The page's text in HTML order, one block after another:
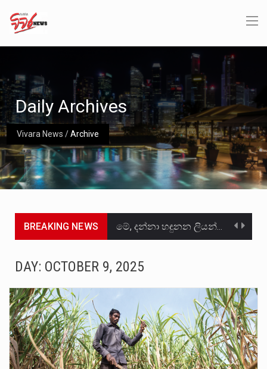
Vivara News /Archive
Daily Archives
BREAKING NEWS මේ, දන්නා හඳුනන ලියන්නකුගේ නන්නාඳුනන අඩවියක සැරිසරා ලද ආස්වාදනීය මොහොතක සිංහාවලෝකනයකි .කෙටි කවියක දිගු බර…
උපරිමාධිකරණ විනිශ්චයකාරවරුන්ගේ හා ඉන් පහළ විනිශ්චයකාරවරුන්ගේ විශ්‍රාම වයස දීර්ඝ කිරීම සඳහා සකස් කර ඇති විසිදෙවන…
බන්ධනාගාර රැදවියන් 1,021 දෙනෙකු ඉකුත් වසර පහක කාලය තුලදී (2020 ජනවාරි 01 සිට 2025 දෙසැම්බර්…
මහර බන්ධනාගාරයේ අද ඇතිවූ සිද්ධියෙන් තුවාල ලැබූ බව කියන රැඳවියන් ගණන ඉහළ ගොස් තිබේ. ඒ…
DAY: OCTOBER 9, 2025